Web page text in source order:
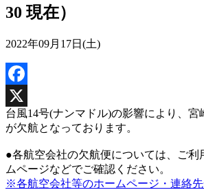
30 現在）
2022年09月17日(土)
Facebook
X
台風14号(ナンマドル)の影響により、宮
が欠航となっております。
●各航空会社の欠航便については、ご利
ムページなどでご確認ください。
※各航空会社等のホームページ・連絡